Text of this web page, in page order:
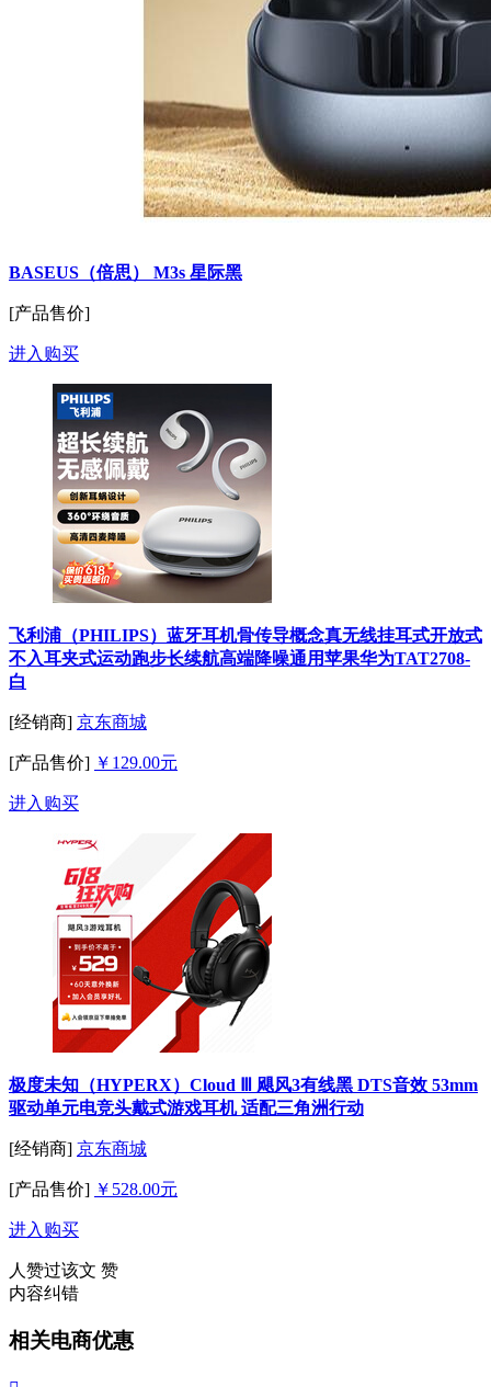
BASEUS（倍思） M3s 星际黑
[产品售价]
进入购买
飞利浦（PHILIPS）蓝牙耳机骨传导概念真无线挂耳式开放式
不入耳夹式运动跑步长续航高端降噪通用苹果华为TAT2708-
白
[经销商] 京东商城
[产品售价] ￥129.00元
进入购买
极度未知（HYPERX）Cloud Ⅲ 飓风3有线黑 DTS音效 53mm
驱动单元电竞头戴式游戏耳机 适配三角洲行动
[经销商] 京东商城
[产品售价] ￥528.00元
进入购买
人赞过该文 赞
内容纠错
相关电商优惠